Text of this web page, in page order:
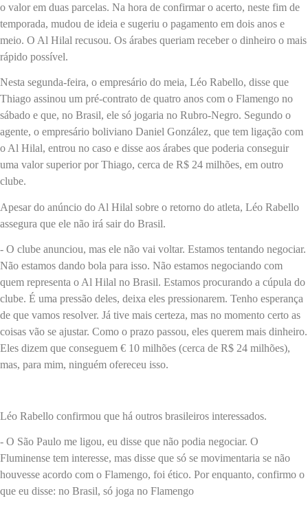
o valor em duas parcelas. Na hora de confirmar o acerto, neste fim de
temporada, mudou de ideia e sugeriu o pagamento em dois anos e
meio. O Al Hilal recusou. Os árabes queriam receber o dinheiro o mais
rápido possível.
Nesta segunda-feira, o empresário do meia, Léo Rabello, disse que
Thiago assinou um pré-contrato de quatro anos com o Flamengo no
sábado e que, no Brasil, ele só jogaria no Rubro-Negro. Segundo o
agente, o empresário boliviano Daniel González, que tem ligação com
o Al Hilal, entrou no caso e disse aos árabes que poderia conseguir
uma valor superior por Thiago, cerca de R$ 24 milhões, em outro
clube.
Apesar do anúncio do Al Hilal sobre o retorno do atleta, Léo Rabello
assegura que ele não irá sair do Brasil.
- O clube anunciou, mas ele não vai voltar. Estamos tentando negociar.
Não estamos dando bola para isso. Não estamos negociando com
quem representa o Al Hilal no Brasil. Estamos procurando a cúpula do
clube. É uma pressão deles, deixa eles pressionarem. Tenho esperança
de que vamos resolver. Já tive mais certeza, mas no momento certo as
coisas vão se ajustar. Como o prazo passou, eles querem mais dinheiro.
Eles dizem que conseguem € 10 milhões (cerca de R$ 24 milhões),
mas, para mim, ninguém ofereceu isso.
Léo Rabello confirmou que há outros brasileiros interessados.
- O São Paulo me ligou, eu disse que não podia negociar. O
Fluminense tem interesse, mas disse que só se movimentaria se não
houvesse acordo com o Flamengo, foi ético. Por enquanto, confirmo o
que eu disse: no Brasil, só joga no Flamengo